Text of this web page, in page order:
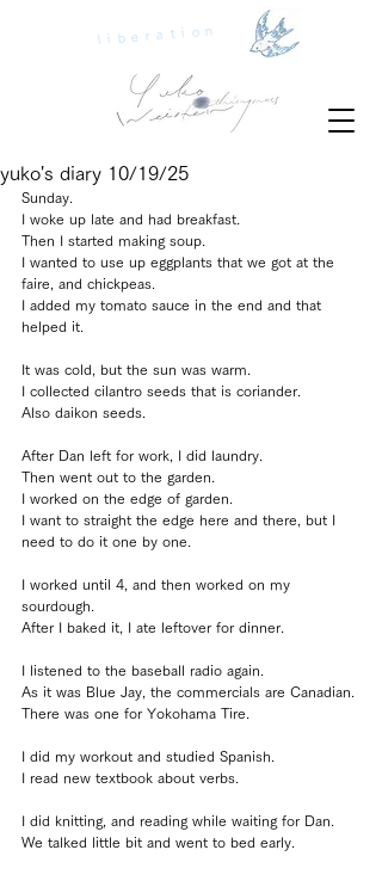
liberation
yuko's diary 10/19/25
Sunday.
I woke up late and had breakfast.
Then I started making soup.
I wanted to use up eggplants that we got at the
faire, and chickpeas.
I added my tomato sauce in the end and that
helped it.
It was cold, but the sun was warm.
I collected cilantro seeds that is coriander.
Also daikon seeds.
After Dan left for work, I did laundry.
Then went out to the garden.
I worked on the edge of garden.
I want to straight the edge here and there, but I
need to do it one by one.
I worked until 4, and then worked on my
sourdough.
After I baked it, I ate leftover for dinner.
I listened to the baseball radio again.
As it was Blue Jay, the commercials are Canadian.
There was one for Yokohama Tire.
I did my workout and studied Spanish.
I read new textbook about verbs.
I did knitting, and reading while waiting for Dan.
We talked little bit and went to bed early.